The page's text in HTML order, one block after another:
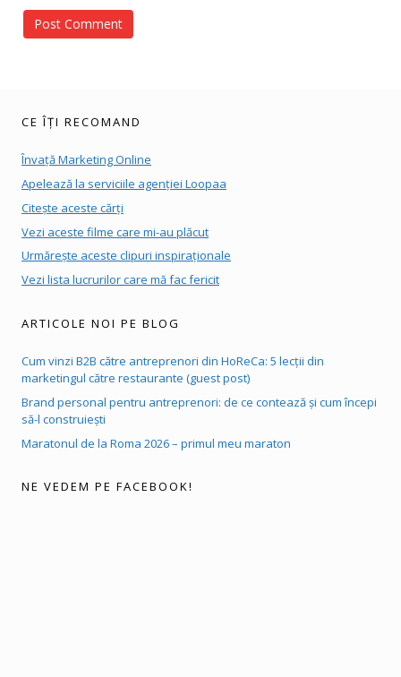
CE ÎȚI RECOMAND
Învață Marketing Online
Apelează la serviciile agenției Loopaa
Citește aceste cărți
Vezi aceste filme care mi-au plăcut
Urmărește aceste clipuri inspiraționale
Vezi lista lucrurilor care mă fac fericit
ARTICOLE NOI PE BLOG
Cum vinzi B2B către antreprenori din HoReCa: 5 lecții din
marketingul către restaurante (guest post)
Brand personal pentru antreprenori: de ce contează și cum începi
să-l construiești
Maratonul de la Roma 2026 – primul meu maraton
NE VEDEM PE FACEBOOK!